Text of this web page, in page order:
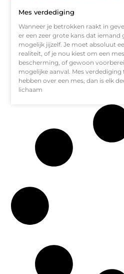
Mes verdediging
Wanneer je betrokken raakt in
er een zeer grote kans dat iemand
mogelijk jijzelf. Je moet absoluut
realiteit, of je nou kiest om een
bescherming, of gewoon
mogelijke aanval. Mes
hebben over een mes, dan is elk
lichaam